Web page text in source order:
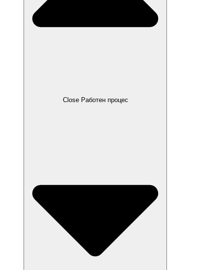
Close Работен процес